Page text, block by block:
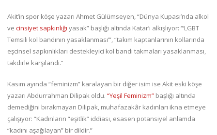
Akit’in spor köşe yazarı Ahmet Gülümseyen, “Dünya Kupası’nda alkol
ve cinsiyet sapkınlığı yasak” başlığı altında Katar’ı alkışlıyor: “‘LGBT
Temsili kol bandının yasaklanması’”, “takım kaptanlarının kollarında
eşcinsel sapkınlıkları destekleyici kol bandı takmaları yasaklanması,
takdirle karşılandı.”
Kasım ayında “feminizm” karalayan bir diğer isim ise Akit eski köşe
yazarı Abdurrahman Dilipak oldu. “Yeşil Feminizm” başlığı altında
demediğini bırakmayan Dilipak, muhafazakâr kadınları ikna etmeye
çalışıyor: “Kadınların “eşitlik” iddiası, esasen potansiyel anlamda
“kadını aşağılayan” bir dildir.”